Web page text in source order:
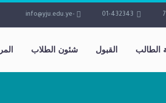
-info@yju.edu.ye
الطالب القبول شئون الطلاب